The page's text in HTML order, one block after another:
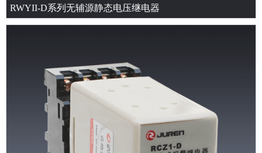
RWYII-D系列无辅源静态电压继电器